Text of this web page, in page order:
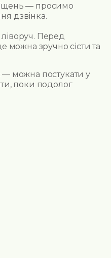
— просимо
дзвінка.
Перед
можна зручно сісти та
— можна постукати у
поки подолог